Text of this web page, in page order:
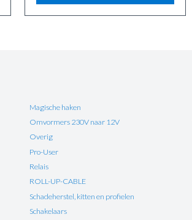
Magische haken
Omvormers 230V naar 12V
Overig
Pro-User
Relais
ROLL-UP-CABLE
Schadeherstel, kitten en profielen
Schakelaars